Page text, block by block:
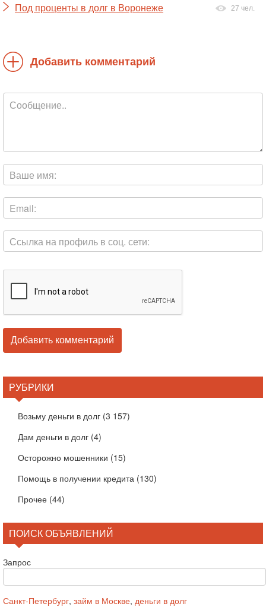
Под проценты в долг в Воронеже 27 чел.
Добавить комментарий
РУБРИКИ
Возьму деньги в долг (3 157)
Дам деньги в долг (4)
Осторожно мошенники (15)
Помощь в получении кредита (130)
Прочее (44)
ПОИСК ОБЪЯВЛЕНИЙ
Запрос
Санкт-Петербург, займ в Москве, деньги в долг